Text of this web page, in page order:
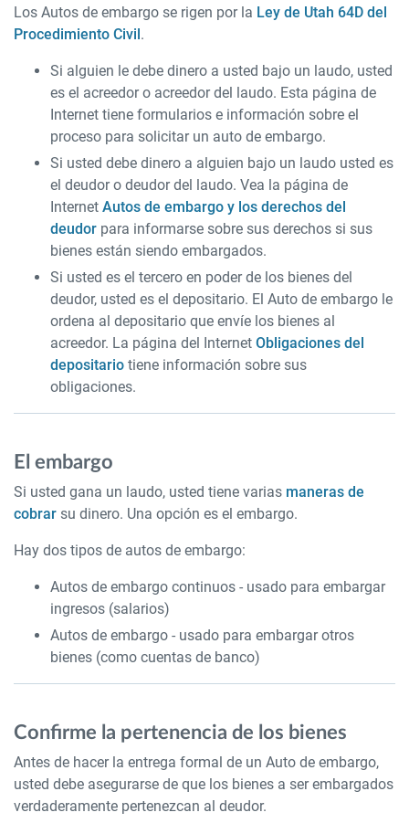
Los Autos de embargo se rigen por la Ley de Utah 64D del
Procedimiento Civil.
Si alguien le debe dinero a usted bajo un laudo, usted
es el acreedor o acreedor del laudo. Esta página de
Internet tiene formularios e información sobre el
proceso para solicitar un auto de embargo.
Si usted debe dinero a alguien bajo un laudo usted es
el deudor o deudor del laudo. Vea la página de
Internet Autos de embargo y los derechos del
deudor para informarse sobre sus derechos si sus
bienes están siendo embargados.
Si usted es el tercero en poder de los bienes del
deudor, usted es el depositario. El Auto de embargo le
ordena al depositario que envíe los bienes al
acreedor. La página del Internet Obligaciones del
depositario tiene información sobre sus
obligaciones.
El embargo
Si usted gana un laudo, usted tiene varias maneras de
cobrar su dinero. Una opción es el embargo.
Hay dos tipos de autos de embargo:
Autos de embargo continuos - usado para embargar
ingresos (salarios)
Autos de embargo - usado para embargar otros
bienes (como cuentas de banco)
Confirme la pertenencia de los bienes
Antes de hacer la entrega formal de un Auto de embargo,
usted debe asegurarse de que los bienes a ser embargados
verdaderamente pertenezcan al deudor.